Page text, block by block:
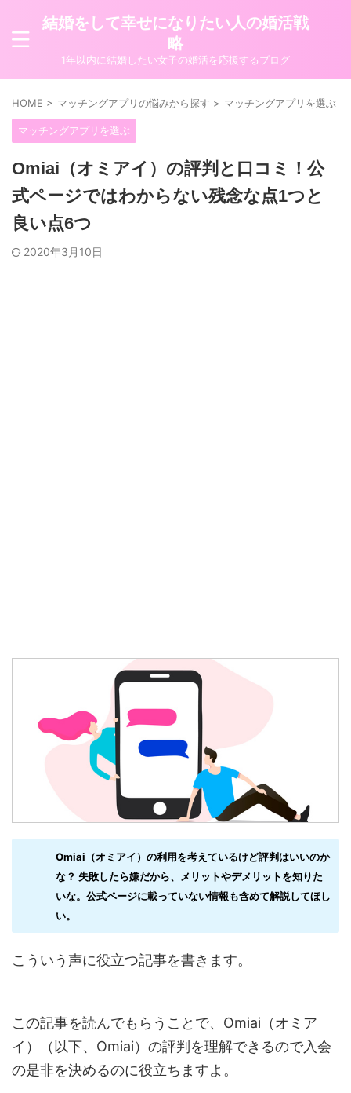
結婚をして幸せになりたい人の婚活戦
略
1年以内に結婚したい女子の婚活を応援するブログ
HOME > マッチングアプリの悩みから探す > マッチングアプリを選ぶ
マッチングアプリを選ぶ
Omiai（オミアイ）の評判と口コミ！公
式ページではわからない残念な点1つと
良い点6つ
2020年3月10日
Omiai（オミアイ）の利用を考えているけど評判はいいのか
な？ 失敗したら嫌だから、メリットやデメリットを知りた
いな。公式ページに載っていない情報も含めて解説してほし
い。
こういう声に役立つ記事を書きます。
この記事を読んでもらうことで、Omiai（オミア
イ）（以下、Omiai）の評判を理解できるので入会
の是非を決めるのに役立ちますよ。